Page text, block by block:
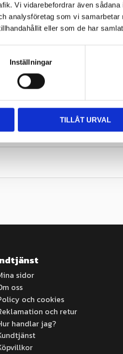
Vi vidarebefordrar även
analysföretag som vi
eller som de har
Inställningar
TILLÅT URVAL
Miljöavgift 25 kr
sidor
oss
och cookies
och retur
handlar jag?